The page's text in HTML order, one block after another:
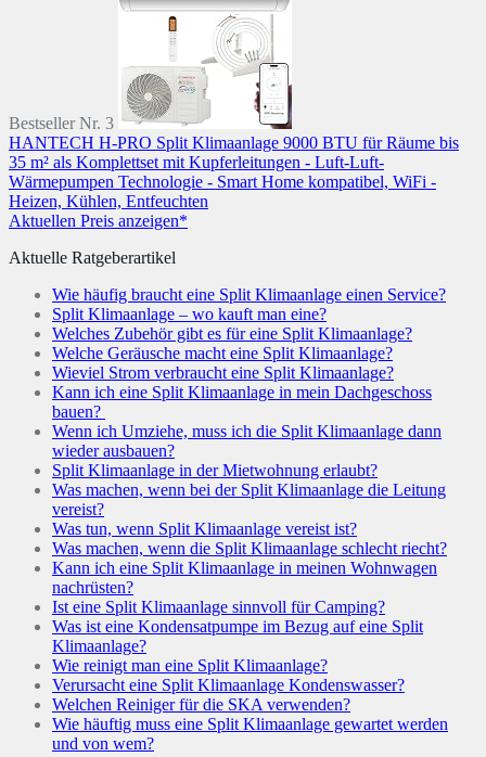
Bestseller Nr. 3
HANTECH H-PRO Split Klimaanlage 9000 BTU für Räume bis
35 m² als Komplettset mit Kupferleitungen - Luft-Luft-
Wärmepumpen Technologie - Smart Home kompatibel, WiFi -
Heizen, Kühlen, Entfeuchten
Aktuellen Preis anzeigen*
Aktuelle Ratgeberartikel
Wie häufig braucht eine Split Klimaanlage einen Service?
Split Klimaanlage – wo kauft man eine?
Welches Zubehör gibt es für eine Split Klimaanlage?
Welche Geräusche macht eine Split Klimaanlage?
Wieviel Strom verbraucht eine Split Klimaanlage?
Kann ich eine Split Klimaanlage in mein Dachgeschoss
bauen?
Wenn ich Umziehe, muss ich die Split Klimaanlage dann
wieder ausbauen?
Split Klimaanlage in der Mietwohnung erlaubt?
Was machen, wenn bei der Split Klimaanlage die Leitung
vereist?
Was tun, wenn Split Klimaanlage vereist ist?
Was machen, wenn die Split Klimaanlage schlecht riecht?
Kann ich eine Split Klimaanlage in meinen Wohnwagen
nachrüsten?
Ist eine Split Klimaanlage sinnvoll für Camping?
Was ist eine Kondensatpumpe im Bezug auf eine Split
Klimaanlage?
Wie reinigt man eine Split Klimaanlage?
Verursacht eine Split Klimaanlage Kondenswasser?
Welchen Reiniger für die SKA verwenden?
Wie häuftig muss eine Split Klimaanlage gewartet werden
und von wem?